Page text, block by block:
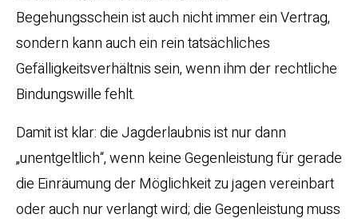
Begehungsschein ist auch nicht immer ein Vertrag,
sondern kann auch ein rein tatsächliches
Gefälligkeitsverhältnis sein, wenn ihm der rechtliche
Bindungswille fehlt.
Damit ist klar: die Jagderlaubnis ist nur dann
„unentgeltlich“, wenn keine Gegenleistung für gerade
die Einräumung der Möglichkeit zu jagen vereinbart
oder auch nur verlangt wird; die Gegenleistung muss